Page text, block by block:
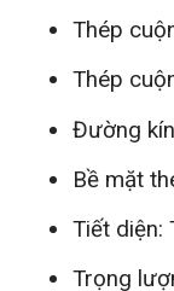
Thép
Thép
Đường
Bề mặt
Tiết diện:
Trọng